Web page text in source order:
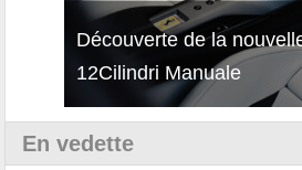
Découverte de la
12Cilindri Manuale
En vedette